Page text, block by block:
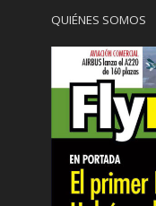
QUIÉNES SOMOS